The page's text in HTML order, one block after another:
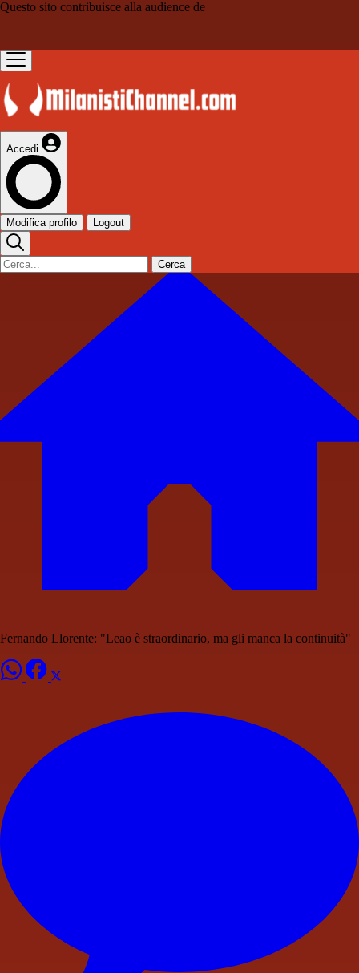
Questo sito contribuisce alla audience de
Accedi
Modifica profilo Logout
Cerca
Fernando Llorente: "Leao è straordinario, ma gli manca la continuità"